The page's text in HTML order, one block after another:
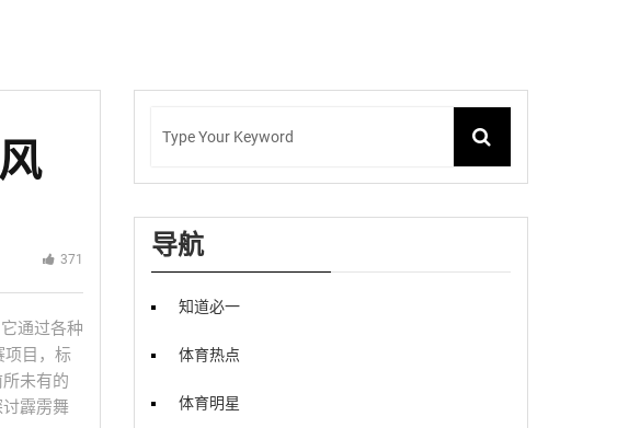
371
通过各种
项目，标
未有的
霹雳舞
导航
知道必一
体育热点
体育明星